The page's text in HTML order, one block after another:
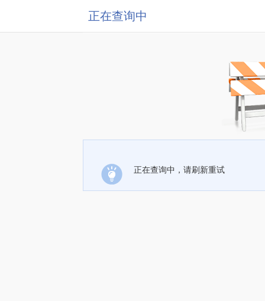
正在查询中
正在查询中，请刷新重试